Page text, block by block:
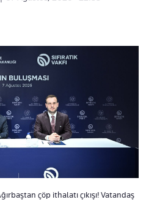
çöp ithalatı çıkışı! Vatandaş